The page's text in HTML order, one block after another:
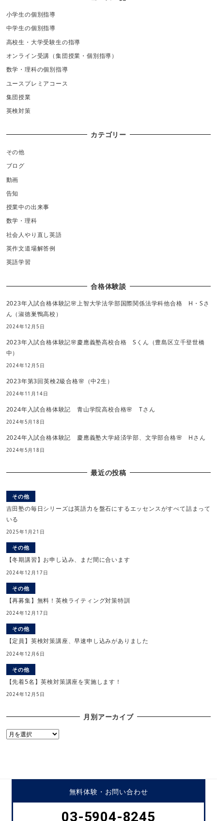
小学生の個別指導
中学生の個別指導
高校生・大学受験生の指導
オンライン受講（集団授業・個別指導）
数学・理科の個別指導
ユースプレミアコース
集団授業
英検対策
カテゴリー
その他
ブログ
動画
告知
授業中の出来事
数学・理科
社会人やり直し英語
英作文道場解答例
英語学習
合格体験談
2023年入試合格体験記🌸上智大学法学部国際関係法学科他合格 H・Sさ
ん（淑徳巣鴨高校）
2024年12月5日
2023年入試合格体験記🌸慶應義塾高校合格 Sくん（豊島区立千登世橋
中）
2024年12月5日
2023年第3回英検2級合格🌸（中2生）
2024年11月14日
2024年入試合格体験記 青山学院高校合格🌸 Tさん
2024年5月18日
2024年入試合格体験記 慶應義塾大学経済学部、文学部合格🌸 Hさん
2024年5月18日
最近の投稿
その他
吉田塾の毎日シリーズは英語力を盤石にするエッセンスがすべて詰まって
いる
2025年1月21日
その他
【冬期講習】お申し込み、まだ間に合います
2024年12月17日
その他
【再募集】無料！英検ライティング対策特訓
2024年12月17日
その他
【定員】英検対策講座、早速申し込みがありました
2024年12月6日
その他
【先着5名】英検対策講座を実施します！
2024年12月5日
月別アーカイブ
月
無料体験・ お問い合わせ
03-5904-8245